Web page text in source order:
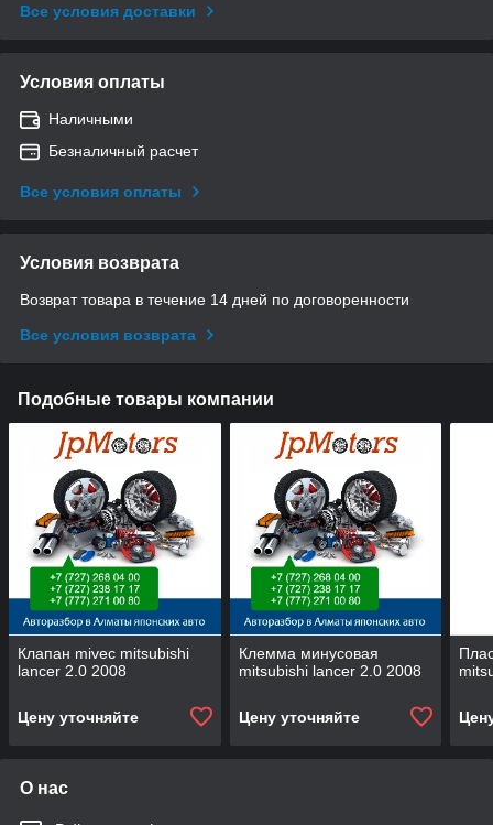
Все условия доставки
Условия оплаты
Наличными
Безналичный расчет
Все условия оплаты
Условия возврата
Возврат товара в течение 14 дней по договоренности
Все условия возврата
Подобные товары компании
Клапан mivec mitsubishi
lancer 2.0 2008
Цену уточняйте
Клемма минусовая
mitsubishi lancer 2.0 2008
Цену уточняйте
О нас